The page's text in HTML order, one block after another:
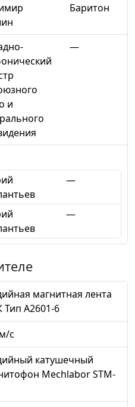
Баритон
и
—
—
—
магнитная лента
А2601-6
с
катушечный
Mechlabor STM-